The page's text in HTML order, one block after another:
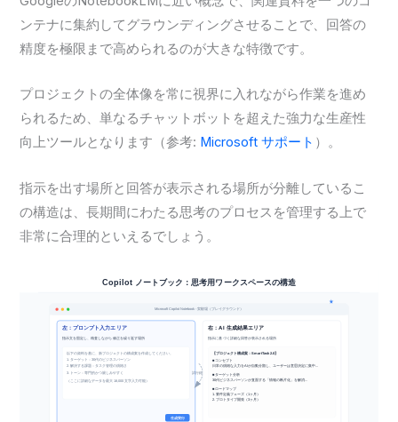
ンテナに集約してグラウンディングさせることで、回答の
精度を極限まで高められるのが大きな特徴です。
プロジェクトの全体像を常に視界に入れながら作業を進め
られるため、単なるチャットボットを超えた強力な生産性
向上ツールとなります（参考: Microsoft サポート ）。
指示を出す場所と回答が表示される場所が分離しているこ
の構造は、長期間にわたる思考のプロセスを管理する上で
非常に合理的といえるでしょう。